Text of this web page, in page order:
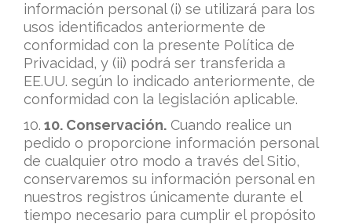
información personal (i) se utilizará para los
usos identificados anteriormente de
conformidad con la presente Política de
Privacidad, y (ii) podrá ser transferida a
EE.UU. según lo indicado anteriormente, de
conformidad con la legislación aplicable.
10. 10. Conservación. Cuando realice un
pedido o proporcione información personal
de cualquier otro modo a través del Sitio,
conservaremos su información personal en
nuestros registros únicamente durante el
tiempo necesario para cumplir el propósito